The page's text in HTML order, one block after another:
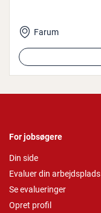
Farum
For jobsøgere
Din side
Evaluer din arbejdsplads
Se evalueringer
Opret profil